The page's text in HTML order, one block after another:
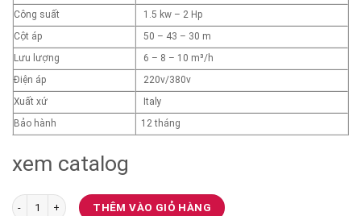
Công suất
1.5 kw – 2 Hp
Cột áp
50 – 43 – 30 m
Lưu lượng
6 – 8 – 10 m³/h
Điện áp
220v/380v
Xuất xứ
Italy
Bảo hành
12 tháng
xem catalog
Bơm chìm giếng khoan SUMOTO 4 inch 4SP8-10 1.5KW số lượng
THÊM VÀO GIỎ HÀNG